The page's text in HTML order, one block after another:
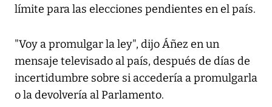
límite para las elecciones pendientes en el país.
"Voy a promulgar la ley", dijo Áñez en un
mensaje televisado al país, después de días de
incertidumbre sobre si accedería a promulgarla
o la devolvería al Parlamento.